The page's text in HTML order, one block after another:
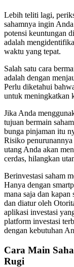
Lebih teliti lagi,
sahamnya ingin
potensi keuntungan
adalah
waktu yang tepat.
Salah satu cara
adalah dengan
Perlu diketahui
untuk meningkatkan
Jika Anda
tujuan bermain
bunga pinjaman itu
Risiko
utang Anda akan
cerdas, hilangkan
Berinvestasi saham
Hanya dengan
mana saja dan
dan diatur oleh
aplikasi investasi
platform investasi
dengan kebutuhan
Cara Main
Rugi